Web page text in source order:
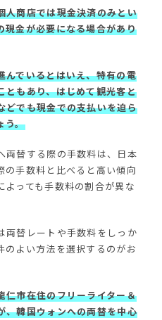
人商店では現金決済のみとい
現金が必要になる場合があり
んでいるとはいえ、特有の電
ともあり、はじめて観光客と
どでも現金での支払いを迫ら
う。
両替する際の手数料は、日本
の手数料と比べると高い傾向
よっても手数料の割合が異な
両替レートや手数料をしっか
のよい方法を選択するのがお
仁市在住のフリーライター＆
、韓国ウォンへの両替を中心